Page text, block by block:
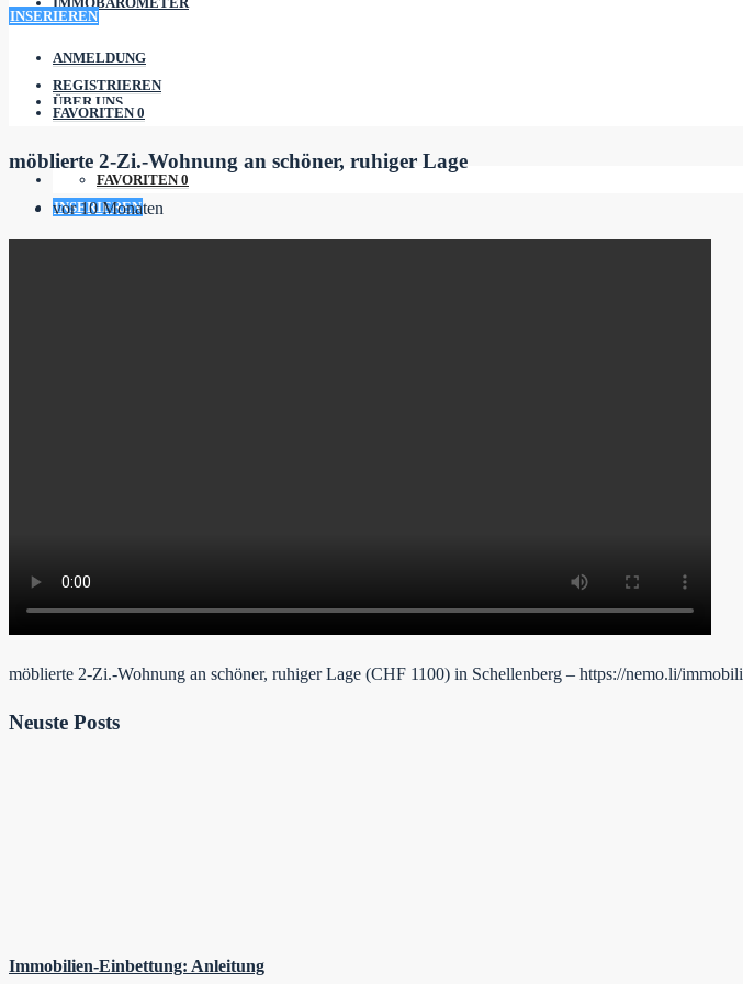
ÜBER UNS
FAVORITEN 0
INSERIEREN
INSERIEREN
ANMELDUNG
REGISTRIEREN
FAVORITEN 0
möblierte 2-Zi.-Wohnung an schöner, ruhiger Lage
vor 10 Monaten
möblierte 2-Zi.-Wohnung an schöner, ruhiger Lage (CHF 1100) in Schellenberg – https://nemo.li/
Neuste Posts
Immobilien-Einbettung: Anleitung